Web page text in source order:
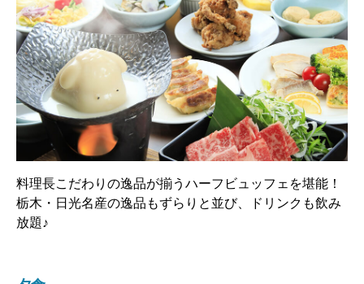
料理長こだわりの逸品が揃うハーフビュッフェを堪能！
栃木・日光名産の逸品もずらりと並び、ドリンクも飲み
放題♪